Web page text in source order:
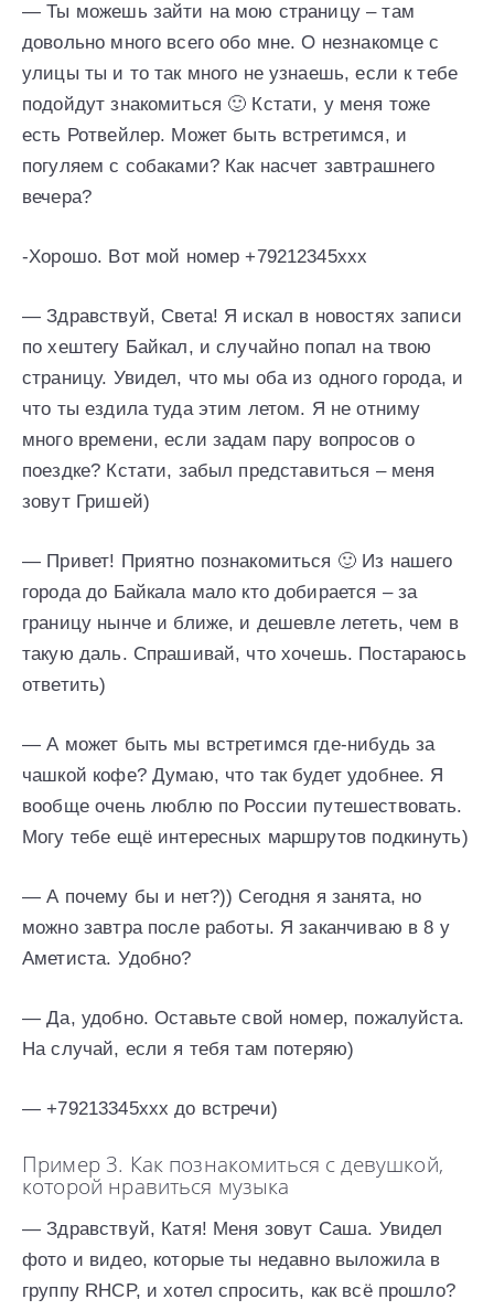
— Ты можешь зайти на мою страницу – там
довольно много всего обо мне. О незнакомце с
улицы ты и то так много не узнаешь, если к тебе
подойдут знакомиться 🙂 Кстати, у меня тоже
есть Ротвейлер. Может быть встретимся, и
погуляем с собаками? Как насчет завтрашнего
вечера?
-Хорошо. Вот мой номер +79212345xxx
— Здравствуй, Света! Я искал в новостях записи
по хештегу Байкал, и случайно попал на твою
страницу. Увидел, что мы оба из одного города, и
что ты ездила туда этим летом. Я не отниму
много времени, если задам пару вопросов о
поездке? Кстати, забыл представиться – меня
зовут Гришей)
— Привет! Приятно познакомиться 🙂 Из нашего
города до Байкала мало кто добирается – за
границу нынче и ближе, и дешевле лететь, чем в
такую даль. Спрашивай, что хочешь. Постараюсь
ответить)
— А может быть мы встретимся где-нибудь за
чашкой кофе? Думаю, что так будет удобнее. Я
вообще очень люблю по России путешествовать.
Могу тебе ещё интересных маршрутов подкинуть)
— А почему бы и нет?)) Сегодня я занята, но
можно завтра после работы. Я заканчиваю в 8 у
Аметиста. Удобно?
— Да, удобно. Оставьте свой номер, пожалуйста.
На случай, если я тебя там потеряю)
— +79213345ххх до встречи)
Пример 3. Как познакомиться с девушкой,
которой нравиться музыка
— Здравствуй, Катя! Меня зовут Саша. Увидел
фото и видео, которые ты недавно выложила в
группу RHCP, и хотел спросить, как всё прошло?